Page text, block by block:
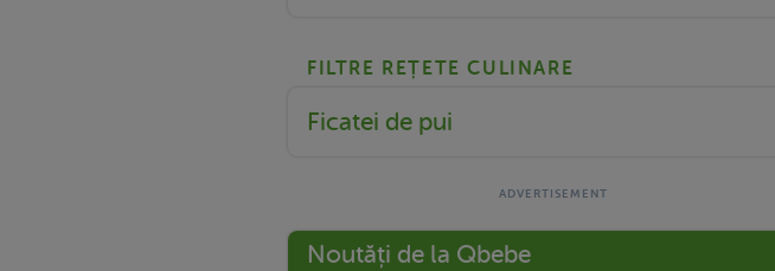
FILTRE REȚETE CULINARE
Ficatei de pui
Noutăți de la Qbebe